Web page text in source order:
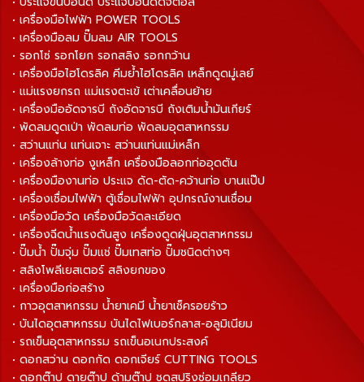
• เครื่องมือไฟฟ้า POWER TOOLS
• เครื่องมือลม ปั๊มลม AIR TOOLS
• รอกโซ่ รอกโยก รอกสลิง รอกกว้าน
• เครื่องมือไฮโดรลิค คีมย้ำไฮโดรลิค เหล็กดูดมู่เลย์
• แม่แรงยกรถ แม่แรงตะเข้ เต่าเคลื่อนย้าย
• เครื่องมืออัดจารบี ถังอัดจารบี ถังเติมน้ำมันเกียร์
• พัดลมดูดเป่า พัดลมท่อ พัดลมอุตสาหกรรม
• สว่านแท่น แท่นเจาะ สว่านแท่นแม่เหล็ก
• เครื่องล้างท่อ งูเหล็ก เครื่องมือลอกท่ออุดตัน
• เครื่องมืองานท่อ ประแจ ดัด-ตัด-คว้านท่อ บานแป๊ป
• เครื่องเชื่อมไฟฟ้า ตู้เชื่อมไฟฟ้า อุปกรณ์งานเชื่อม
• เครื่องมือวัด เครื่องมือวัดละเอียด
• เครื่องฉีดน้ำแรงดันสูง เครื่องดูดฝุ่นอุตสาหกรรม
• ปั๊มน้ำ ปั๊มจุ่ม ปั๊มแช่ ปั๊มเทสท่อ ปั๊มชนิดต่างๆ
• สลิงโพลีเยสเตอร์ สลิงยกของ
• เครื่องมือก่อสร้าง
• กาวอุตสาหกรรม น้ำยาเคมี น้ำยาเช็ครอยร้าว
• บันไดอุตสาหกรรม บันไดไฟเบอร์กลาส-อลูมิเนียม
• รถเข็นอุตสาหกรรม รถเข็นอเนกประสงค์
• ดอกสว่าน ดอกกัด ดอกเจียร์ CUTTING TOOLS
• ดอกต๊าป ดายต๊าป ด้ามต๊าป ชุดสปริงซ่อมเกลียว